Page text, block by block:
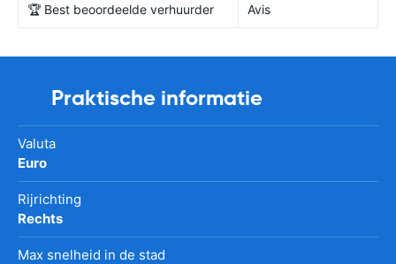
🏆 Best beoordeelde verhuurder Avis
Praktische informatie
Valuta
Euro
Rijrichting
Rechts
Max snelheid in de stad